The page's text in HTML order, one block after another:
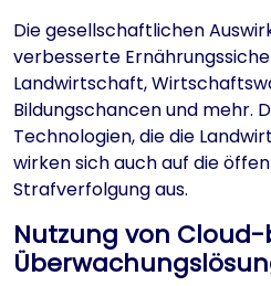
Die gesellschaftlichen
verbesserte
Landwirtschaft,
Bildungschancen und mehr.
Technologien, die die
wirken sich auch auf die
Strafverfolgung aus.
Nutzung von